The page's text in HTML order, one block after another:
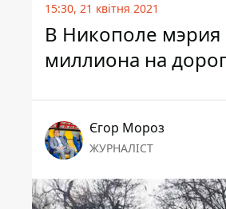
15:30, 21 квітня 2021
В Никополе мэрия
миллиона на
Єгор Мороз
ЖУРНАЛІСТ